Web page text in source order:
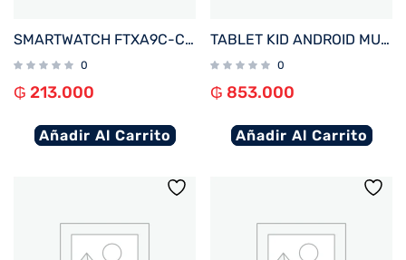
SMARTWATCH FTXA9C-CGP 46MM GOLD/ROSA ANDROID/IOS/BT/FREC. CARD/NOTIFICACIONES
0
₲ 213.000
Añadir Al Carrito
TABLET KID ANDROID MULTILASER NB422 QC/64GB/4G/7″/ROSA PAW PATROL SKYE DISNEY
0
₲ 853.000
Añadir Al Carrito